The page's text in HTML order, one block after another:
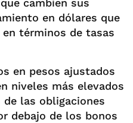
en dólares que
términos de tasas
en pesos ajustados
niveles más elevados
las obligaciones
debajo de los bonos